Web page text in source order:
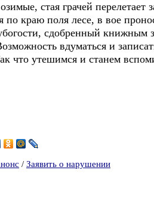
стая грачей
краю поля лесе, в вое
сдобренный книжным
вдуматься и
что утешимся и станем
/ Заявить о нарушении